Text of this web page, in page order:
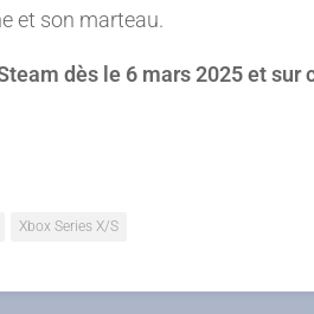
et son marteau.
dès le 6 mars 2025 et sur
Xbox Series X/S